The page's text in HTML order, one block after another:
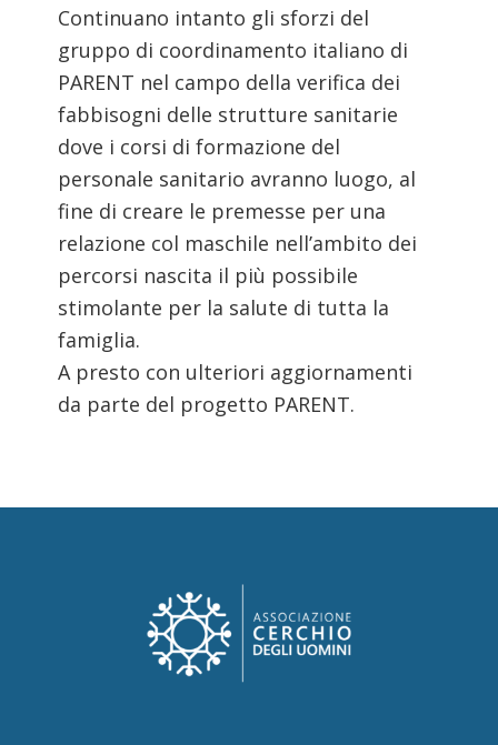
Continuano intanto gli sforzi del
gruppo di coordinamento italiano di
PARENT nel campo della verifica dei
fabbisogni delle strutture sanitarie
dove i corsi di formazione del
personale sanitario avranno luogo, al
fine di creare le premesse per una
relazione col maschile nell’ambito dei
percorsi nascita il più possibile
stimolante per la salute di tutta la
famiglia.
A presto con ulteriori aggiornamenti
da parte del progetto PARENT.